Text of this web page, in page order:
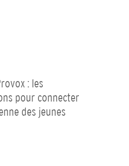
: les
pour connecter
des jeunes